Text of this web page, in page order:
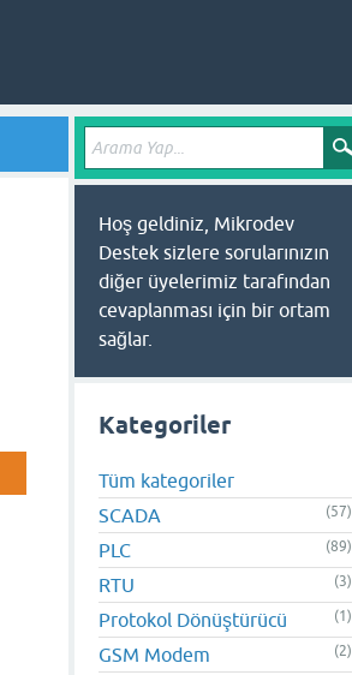
Hoş geldiniz, Mikrodev
Destek sizlere sorularınızın
diğer üyelerimiz tarafından
cevaplanması için bir ortam
sağlar.
Kategoriler
Tüm kategoriler
SCADA
(57)
PLC (89)
RTU (3)
Protokol Dönüştürücü (1)
GSM Modem (2)